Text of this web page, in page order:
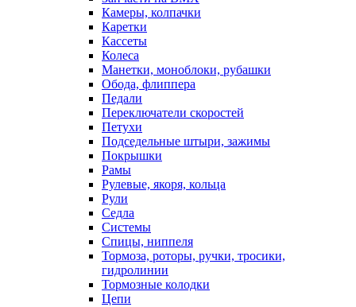
Камеры, колпачки
Каретки
Кассеты
Колеса
Манетки, моноблоки, рубашки
Обода, флиппера
Педали
Переключатели скоростей
Петухи
Подседельные штыри, зажимы
Покрышки
Рамы
Рулевые, якоря, кольца
Рули
Седла
Системы
Спицы, ниппеля
Тормоза, роторы, ручки, тросики,
гидролинии
Тормозные колодки
Цепи